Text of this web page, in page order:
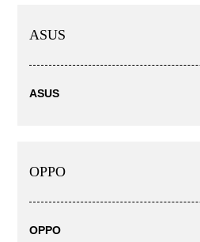
ASUS
ASUS
OPPO
OPPO